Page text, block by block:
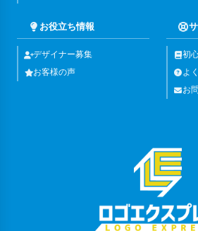
お役立ち情報
デザイナー募集
お客様の声
初
よ
お